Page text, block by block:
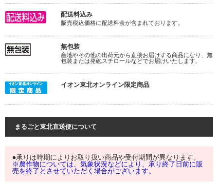
配送料込み
販売税込価格に配送料金が含まれております。
無包装
産地やその他の出荷元から直接お届けする商品になり、無
包装または発砲スチロールなどでお届けいたします。
イオン東北オンライン限定商品
まるごと東北直送便について
●承りは時期によりお取り扱い商品や受付期間が異なります。
※農作物については、気象状況などにより、承り終了日前に販
売を終了とさせていただく場合がございます。